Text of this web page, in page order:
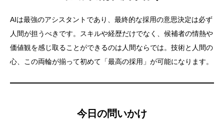
AIは最強のアシスタントであり、最終的な採用の意思決定は必ず
人間が担うべきです。スキルや経歴だけでなく、候補者の情熱や
価値観を感じ取ることができるのは人間ならでは。技術と人間の
心、この両輪が揃って初めて「最高の採用」が可能になります。
今日の問いかけ